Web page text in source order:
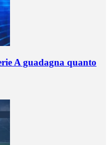
A guadagna quanto